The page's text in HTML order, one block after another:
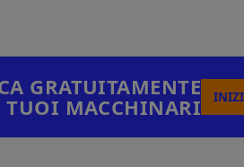
GRATUITAMENTE
TUOI MACCHINARI